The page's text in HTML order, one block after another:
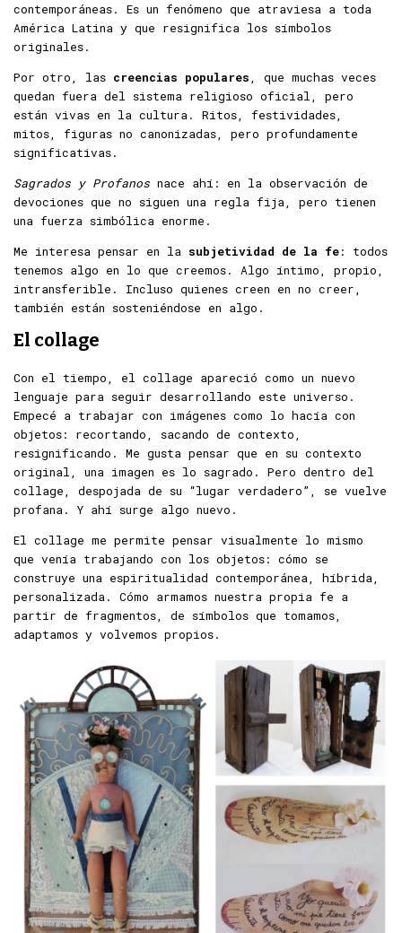
contemporáneas. Es un fenómeno que atraviesa a toda
América Latina y que resignifica los símbolos
originales.
Por otro, las creencias populares, que muchas veces
quedan fuera del sistema religioso oficial, pero
están vivas en la cultura. Ritos, festividades,
mitos, figuras no canonizadas, pero profundamente
significativas.
Sagrados y Profanos nace ahí: en la observación de
devociones que no siguen una regla fija, pero tienen
una fuerza simbólica enorme.
Me interesa pensar en la subjetividad de la fe: todos
tenemos algo en lo que creemos. Algo íntimo, propio,
intransferible. Incluso quienes creen en no creer,
también están sosteniéndose en algo.
El collage
Con el tiempo, el collage apareció como un nuevo
lenguaje para seguir desarrollando este universo.
Empecé a trabajar con imágenes como lo hacía con
objetos: recortando, sacando de contexto,
resignificando. Me gusta pensar que en su contexto
original, una imagen es lo sagrado. Pero dentro del
collage, despojada de su “lugar verdadero”, se vuelve
profana. Y ahí surge algo nuevo.
El collage me permite pensar visualmente lo mismo
que venía trabajando con los objetos: cómo se
construye una espiritualidad contemporánea, híbrida,
personalizada. Cómo armamos nuestra propia fe a
partir de fragmentos, de símbolos que tomamos,
adaptamos y volvemos propios.